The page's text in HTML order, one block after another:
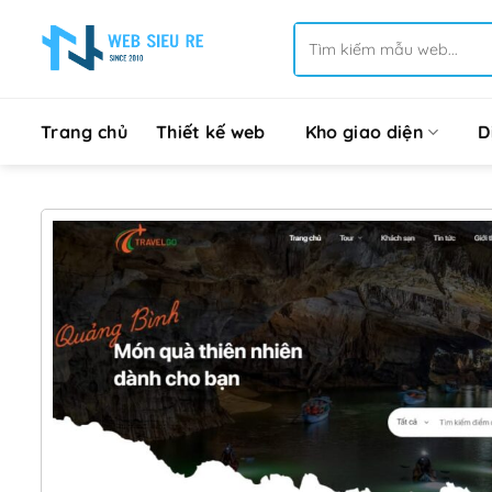
kiếm:
Trang chủ Thiết kế web Kho giao diện